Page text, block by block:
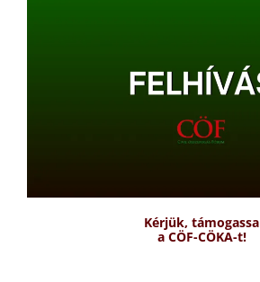
Kérjük, támogassa
a CÖF-CÖKA-t!